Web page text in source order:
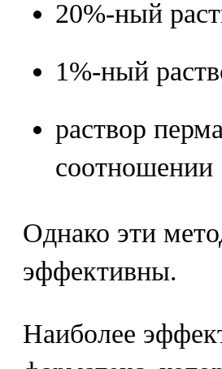
20%-ный
1%-ный
раствор
соотношении
Однако эти
эффективны.
Наиболее